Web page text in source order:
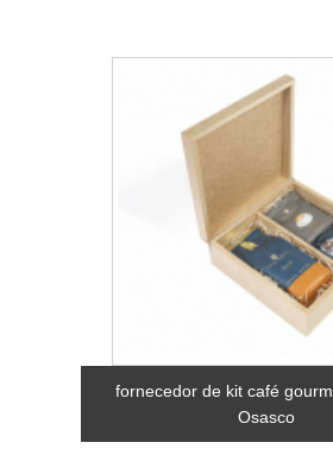
fornecedor de kit café
Osasco